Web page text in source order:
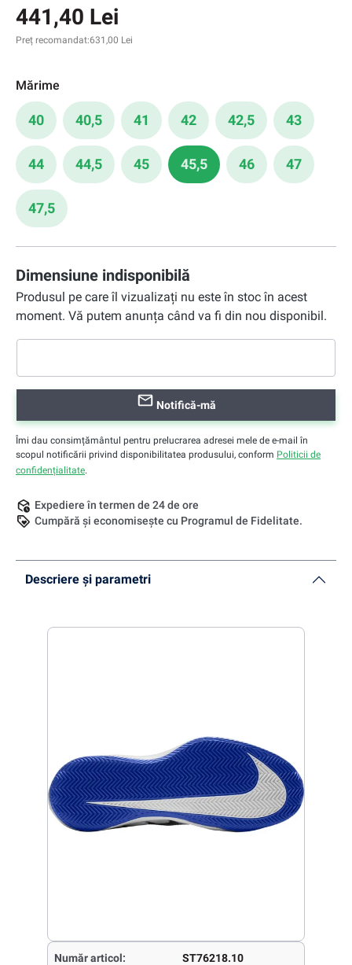
441,40 Lei
Preț recomandat:631,00 Lei
Mărime
40 40,5 41 42 42,5 43
44 44,5 45 45,5 46 47
47,5
Dimensiune indisponibilă
Produsul pe care îl vizualizați nu este în stoc în acest
moment. Vă putem anunța când va fi din nou disponibil.
Notifică-mă
Îmi dau consimțământul pentru prelucrarea adresei mele de e-mail în
scopul notificării privind disponibilitatea produsului, conform Politicii de
confidențialitate.
Expediere în termen de 24 de ore
Cumpără și economisește cu Programul de Fidelitate.
Descriere și parametri
Număr articol: ST76218.10